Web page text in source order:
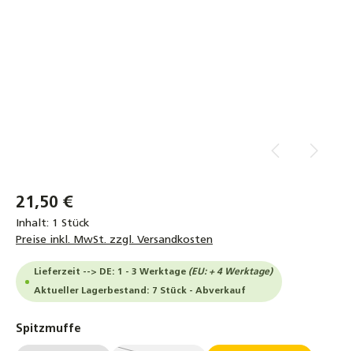
21,50 €
Inhalt: 1 Stück
Preise inkl. MwSt. zzgl. Versandkosten
Lieferzeit --> DE: 1 - 3 Werktage (EU: + 4 Werktage)
Aktueller Lagerbestand: 7 Stück - Abverkauf
Spitzmuffe